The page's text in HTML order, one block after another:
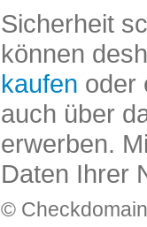
Sicherheit
können
kaufen oder
auch über
erwerben.
Daten Ihrer
©